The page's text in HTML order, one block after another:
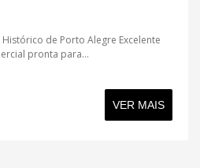
de Porto Alegre Excelente
pronta para...
VER MAIS